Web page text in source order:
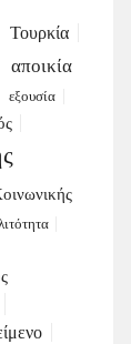
Τουρκία
αποικία
εξουσία